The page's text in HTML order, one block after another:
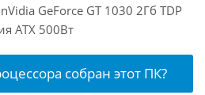
GeForce GT 1030 2Гб TDP
ATX 500Вт
собран этот ПК?